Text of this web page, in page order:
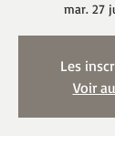
mar. 27
Les
Voir